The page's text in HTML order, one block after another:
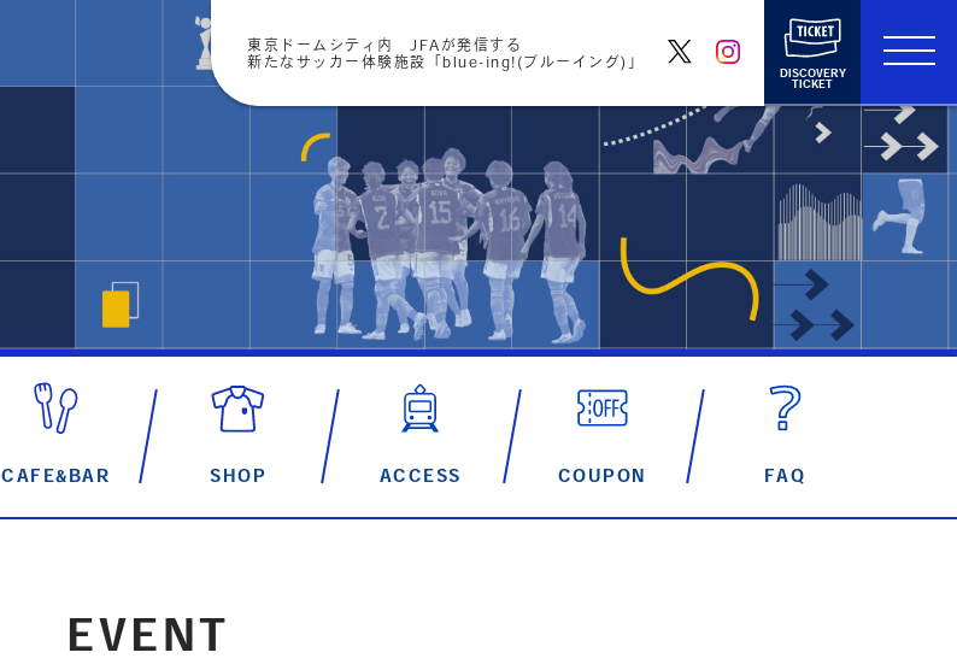
東京ドームシティ内 JFAが発信する
新たなサッカー体験施設「blue-ing!(ブルーイング)」
DISCOVERY
TICKET
CAFE&BAR SHOP ACCESS COUPON FAQ
EVENT